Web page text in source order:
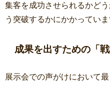
集客を成功させられるかど
う突破するかにかかっていま
成果を出すための「
展示会での声がけにおいて